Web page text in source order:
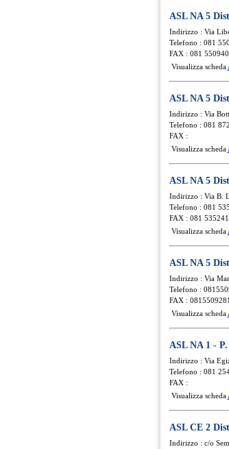
ASL NA 5
Indirizzo : Via
Telefono : 081
FAX : 081
Visualizza scheda
ASL NA 5
Indirizzo : Via
Telefono : 081
FAX :
Visualizza scheda
ASL NA 5
Indirizzo : Via B.
Telefono : 081
FAX : 081
Visualizza scheda
ASL NA 5
Indirizzo : Via
Telefono :
FAX : 0815509281
Visualizza scheda
ASL NA 1 -
Indirizzo : Via
Telefono : 081
FAX :
Visualizza scheda
ASL CE 2
Indirizzo : c/o